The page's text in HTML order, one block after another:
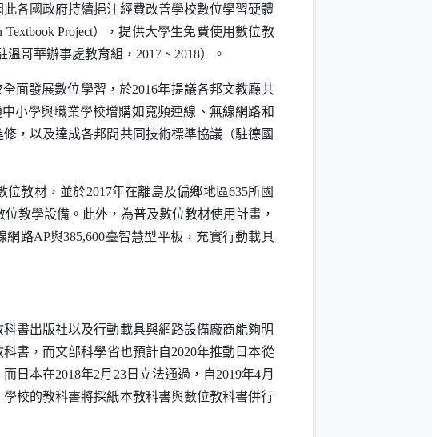
各國政府持續挹注經費改善學校數位學習硬體
Textbook Project），提供大學生免費使用數位教
哥華辦事處教育組，2017、2018）。
面發展數位學習，於2016年提議各邦文教廳共
小學與職業學校增購如寬頻連線、無線網路和
，以及達成各邦間共同技術標準協議（駐德國
教材，並於2017年在離島及偏鄉地區635所國
教學設備。此外，為普及數位教材使用計畫，
網路AP與385,600臺智慧型平板，充實行動載具
書出版社以及行動載具與網路設備廠商能夠明
書，而文部科學省也預計自2020年推動日本從
日本在2018年2月23日立法通過，自2019年4月
校的教科書將採紙本教科書與數位教科書併行